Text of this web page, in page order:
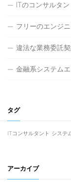
ITのコンサルタ
フリーのエンジ
違法な業務委託
金融系システム
タグ
ITコンサルタント システ
アーカイブ